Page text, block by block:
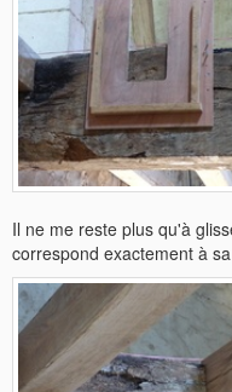
Il ne me reste plus qu'à
correspond exactement à